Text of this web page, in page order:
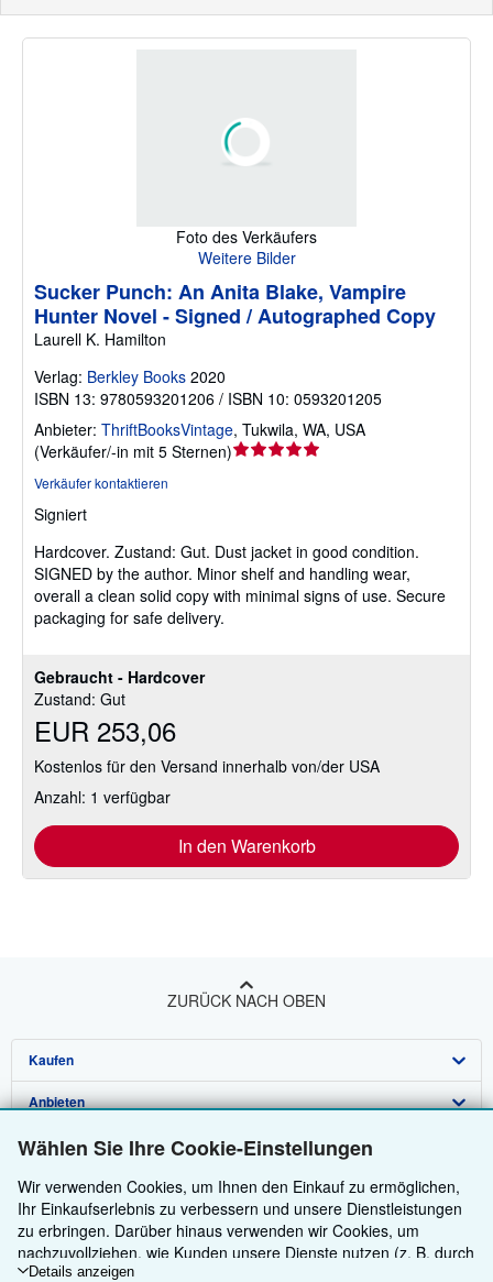
Wählen Sie Ihre Cookie-Einstellungen
Wir verwenden Cookies, um Ihnen den Einkauf zu ermöglichen,
Ihr Einkaufserlebnis zu verbessern und unsere Dienstleistungen
zu erbringen. Darüber hinaus verwenden wir Cookies, um
nachzuvollziehen, wie Kunden unsere Dienste nutzen (z. B. durch
die Erfassung von Website-Besuchen), sodass wir Optimierungen
Details anzeigen
Foto des Verkäufers
Weitere Bilder
Gebraucht - Hardcover
Zustand: Gut
EUR 253,06
Kostenlos für den Versand innerhalb von/der USA
Anzahl: 1 verfügbar
In den Warenkorb
Sucker Punch: An Anita Blake, Vampire
Hunter Novel - Signed / Autographed Copy
Laurell K. Hamilton
Verlag: Berkley Books 2020
ISBN 13: 9780593201206 / ISBN 10: 0593201205
Anbieter: ThriftBooksVintage, Tukwila, WA, USA
(Verkäufer/-in mit 5 Sternen)Verkäuferbewertung
Verkäufer kontaktieren
Signiert
Hardcover. Zustand: Gut. Dust jacket in good condition.
SIGNED by the author. Minor shelf and handling wear,
overall a clean solid copy with minimal signs of use. Secure
packaging for safe delivery.
ZURÜCK NACH OBEN
Kaufen
Detailsuche
Sammlungen
Nutzerkonto
Meine Bestellungen
Warenkorb
Anbieten
Verkäufer werden
Partnerprogramm
Empfehlen Sie einen Verkäufer
Über uns
Über uns / Impressum
Presse
Karriere
Hilfe
Hilfebereich
Kundenservice
Weitere AbeBooks Unternehmen
AbeBooks.com
AbeBooks folgen